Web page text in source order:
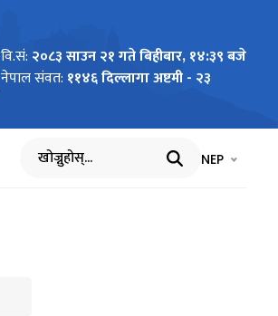
वि.सं: २०८३ साउन २१ गते बिहीबार, १४:३९ बजे
नेपाल संवत: ११४६ दिल्लागा अष्टमी - २३
खोज्नुहोस् भाषा चयन
NEP